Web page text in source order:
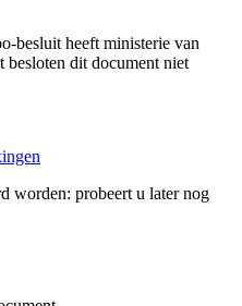
besluit heeft ministerie van
dit document niet
worden: probeert u later nog